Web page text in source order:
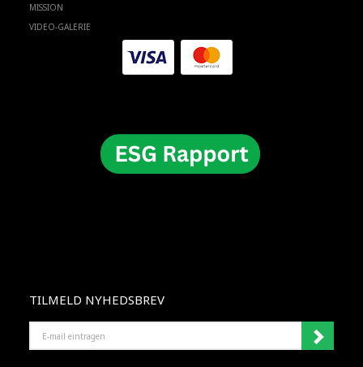
MISSION
VIDEO-GALERIE
TILMELD NYHEDSBREV
MAIL
EINTRAGEN